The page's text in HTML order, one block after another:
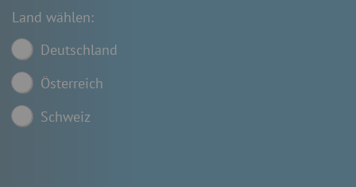
Land wählen:
Deutschland
Österreich
Schweiz